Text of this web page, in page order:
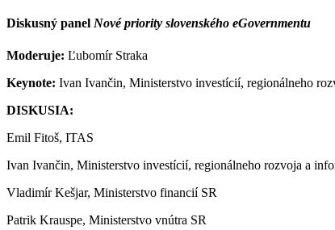
Diskusný panel Nové priority slovenského eGovernmentu
Moderuje: Ľubomír Straka
Keynote: Ivan Ivančin, Ministerstvo investícií, regionálneho
DISKUSIA:
Emil Fitoš, ITAS
Ivan Ivančin, Ministerstvo investícií, regionálneho rozvoja a
Vladimír Kešjar, Ministerstvo financií SR
Patrik Krauspe, Ministerstvo vnútra SR